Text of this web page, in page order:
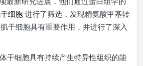
干细胞 进行了筛选，发现精氨酸甲基转
干细胞具有重要作用，并进行了深入
干细胞具有持续产生特异性组织的能